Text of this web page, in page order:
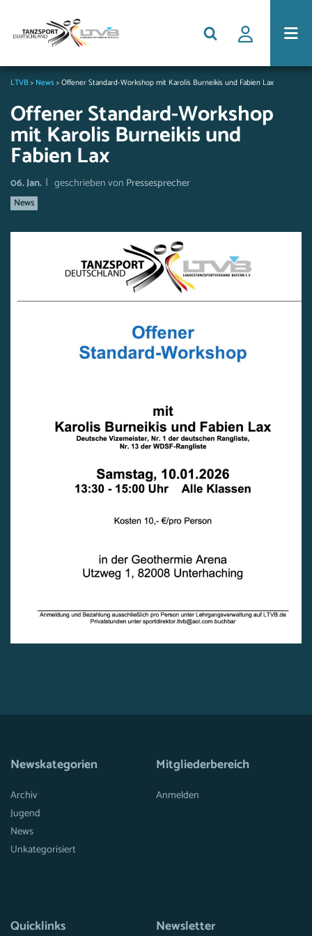
LTVB> News>Offener Standard-Workshop mit Karolis Burneikis und Fabien Lax
Offener Standard-Workshop
mit Karolis Burneikis und
Fabien Lax
06. Jan. | geschrieben von Pressesprecher
News
Newskategorien
Archiv
Jugend
News
Unkategorisiert
Mitgliederbereich
Anmelden
Quicklinks Newsletter